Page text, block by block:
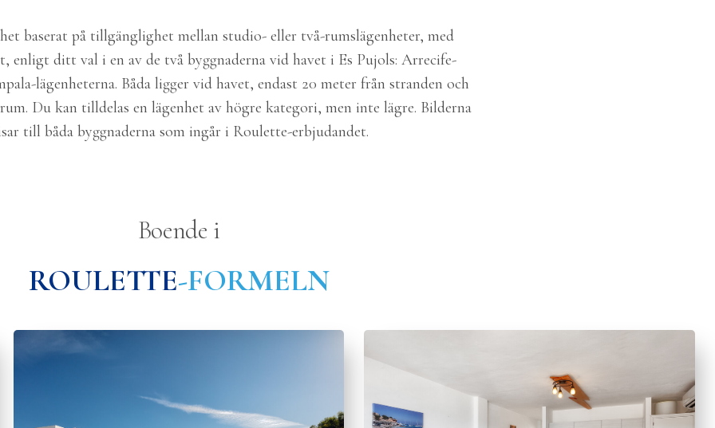
baserat på tillgänglighet mellan studio- eller två-rumslägenheter, med
enligt ditt val i en av de två byggnaderna vid havet i Es Pujols: Arrecife-
lägenheterna. Båda ligger vid havet, endast 20 meter från stranden och
Du kan tilldelas en lägenhet av högre kategori, men inte lägre. Bilderna
till båda byggnaderna som ingår i Roulette-erbjudandet.
Boende i
ROULETTE-FORMELN